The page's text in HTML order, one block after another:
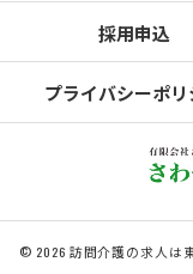
採用申込
プライバシーポリ
© 2026 訪問介護の求人は東